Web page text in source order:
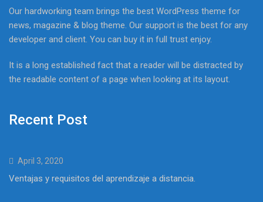
Our hardworking team brings the best WordPress theme for
news, magazine & blog theme. Our support is the best for any
developer and client. You can buy it in full trust enjoy.
It is a long established fact that a reader will be distracted by
the readable content of a page when looking at its layout.
Recent Post
April 3, 2020
Ventajas y requisitos del aprendizaje a distancia.